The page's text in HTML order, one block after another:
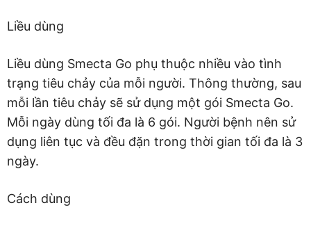
Liều dùng
Liều dùng Smecta Go phụ thuộc nhiều vào tình
trạng tiêu chảy của mỗi người. Thông thường, sau
mỗi lần tiêu chảy sẽ sử dụng một gói Smecta Go.
Mỗi ngày dùng tối đa là 6 gói. Người bệnh nên sử
dụng liên tục và đều đặn trong thời gian tối đa là 3
ngày.
Cách dùng